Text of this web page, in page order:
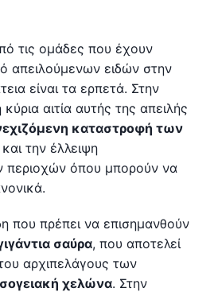
τις ομάδες που έχουν
απειλούμενων ειδών στην
είναι τα ερπετά. Στην
αιτία αυτής της απειλής
καταστροφή των
και την έλλειψη
περιοχών όπου μπορούν να
που πρέπει να επισημανθούν
σαύρα, που αποτελεί
αρχιπελάγους των
χελώνα. Στην